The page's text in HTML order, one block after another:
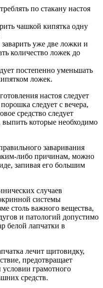
по стакану настоя
чашкой кипятка одну
уже две ложки и
количество ложек до
постепенно уменьшать
ложек.
настоя следует
следует с вечера,
средство следует
которые необходимо
заваривания
либо причинам, можно
запивая его большим
случаев
системы
столь важного вещества,
и патологий допустимо
белой лапчатки в
лечит щитовидку,
предотвращает
условии грамотного
средств.